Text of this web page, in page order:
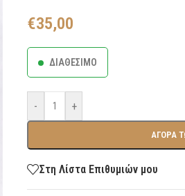
€35,00
ΔΙΑΘΕΣΙΜΟ
- +
ΑΓΟΡΑ
Στη Λίστα Επιθυμιών μου